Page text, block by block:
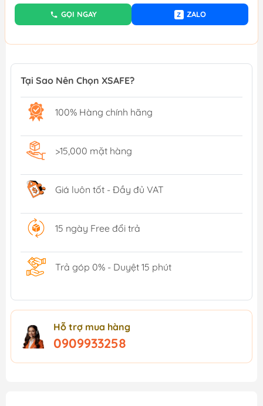
GỌI NGAY Z ZALO
Tại Sao Nên Chọn XSAFE?
100% Hàng chính hãng
>15,000 mặt hàng
Giá luôn tốt - Đầy đủ VAT
15 ngày Free đổi trả
Trả góp 0% - Duyệt 15 phút
Hỗ trợ mua hàng
0909933258